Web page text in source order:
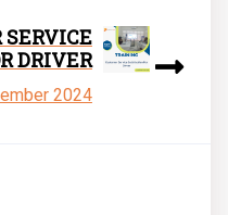
DRIVER
2024